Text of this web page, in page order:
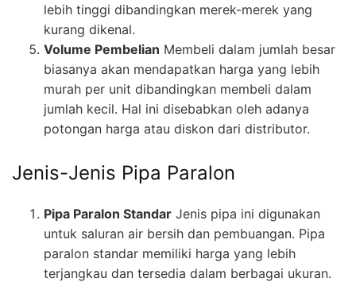
lebih tinggi dibandingkan merek-merek yang
kurang dikenal.
Volume Pembelian Membeli dalam jumlah besar
biasanya akan mendapatkan harga yang lebih
murah per unit dibandingkan membeli dalam
jumlah kecil. Hal ini disebabkan oleh adanya
potongan harga atau diskon dari distributor.
Jenis-Jenis Pipa Paralon
Pipa Paralon Standar Jenis pipa ini digunakan
untuk saluran air bersih dan pembuangan. Pipa
paralon standar memiliki harga yang lebih
terjangkau dan tersedia dalam berbagai ukuran.